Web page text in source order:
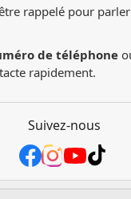
rappelé pour
de téléphone
rapidement.
Suivez-nous